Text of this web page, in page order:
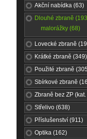
Akční nabídka (63)
Dlouhé zbraně
malorážky (68)
Lovecké zbraně
Krátké zbraně (349)
Použité zbraně
Sbírkové zbraně
Zbraně bez ZP
Střelivo (638)
Příslušenství (911)
Optika (162)